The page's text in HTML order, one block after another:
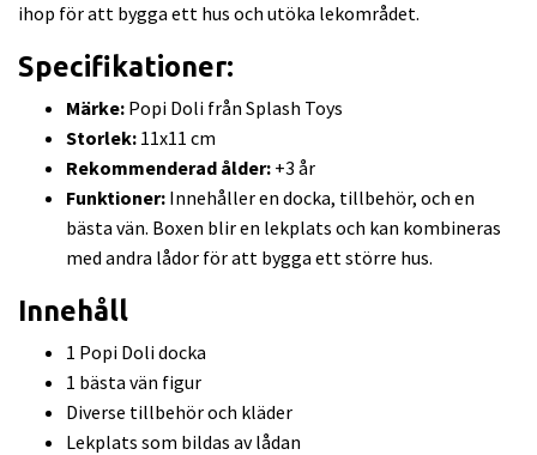
ihop för att bygga ett hus och utöka lekområdet.
Specifikationer:
Märke: Popi Doli från Splash Toys
Storlek: 11x11 cm
Rekommenderad ålder: +3 år
Funktioner: Innehåller en docka, tillbehör, och en
bästa vän. Boxen blir en lekplats och kan kombineras
med andra lådor för att bygga ett större hus.
Innehåll
1 Popi Doli docka
1 bästa vän figur
Diverse tillbehör och kläder
Lekplats som bildas av lådan